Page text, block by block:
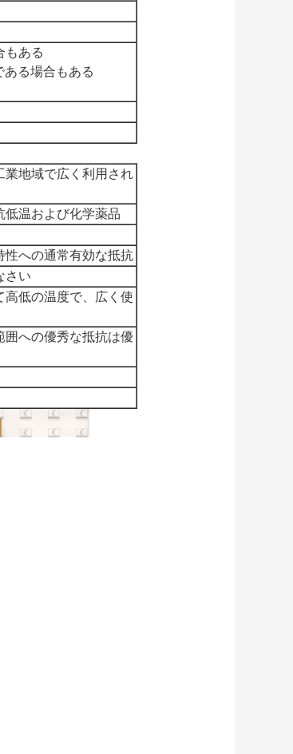
もある
る場合もある
業地域で広く利用され
低温および化学薬品
性への通常有効な抵抗
さい
低の温度で、広く使
囲への優秀な抵抗は優